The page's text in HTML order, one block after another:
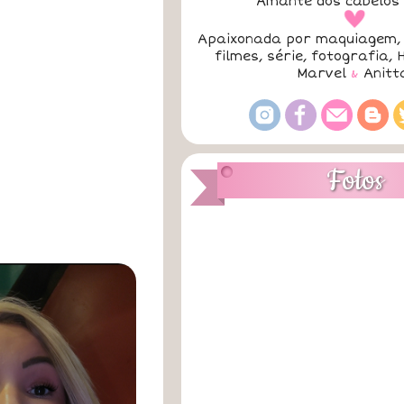
a
Apaixonada por maquiagem,
filmes, série, fotografia,
Marvel &
Fotos